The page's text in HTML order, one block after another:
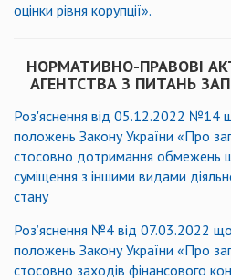
оцінки рівня корупції».
НОРМАТИВНО-ПРАВОВІ
АГЕНТСТВА З ПИТАНЬ
Роз'яснення від 05.12.2022 №14
положень Закону України «Про
стосовно дотримання обмежень
суміщення з іншими видами
стану
Роз’яснення №4 від 07.03.2022
положень Закону України «Про
стосовно заходів фінансового